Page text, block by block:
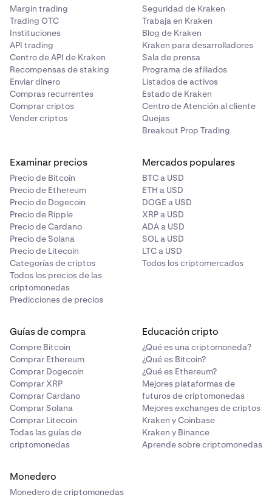
Margin trading
Trading OTC
Instituciones
API trading
Centro de API de Kraken
Recompensas de staking
Enviar dinero
Compras recurrentes
Comprar criptos
Vender criptos
Seguridad de Kraken
Trabaja en Kraken
Blog de Kraken
Kraken para desarrolladores
Sala de prensa
Programa de afiliados
Listados de activos
Estado de Kraken
Centro de Atención al cliente
Quejas
Breakout Prop Trading
Examinar precios
Precio de Bitcoin
Precio de Ethereum
Precio de Dogecoin
Precio de Ripple
Precio de Cardano
Precio de Solana
Precio de Litecoin
Categorías de criptos
Todos los precios de las
criptomonedas
Predicciones de precios
Mercados populares
BTC a USD
ETH a USD
DOGE a USD
XRP a USD
ADA a USD
SOL a USD
LTC a USD
Todos los criptomercados
Guías de compra
Compre Bitcoin
Comprar Ethereum
Comprar Dogecoin
Comprar XRP
Comprar Cardano
Comprar Solana
Comprar Litecoin
Todas las guías de
criptomonedas
Educación cripto
¿Qué es una criptomoneda?
¿Qué es Bitcoin?
¿Qué es Ethereum?
Mejores plataformas de
futuros de criptomonedas
Mejores exchanges de criptos
Kraken y Coinbase
Kraken y Binance
Aprende sobre criptomonedas
Monedero
Monedero de criptomonedas